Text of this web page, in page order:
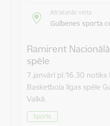
Atrašanās vieta
Gulbenes sporta
Ramirent
spēle
7.janvārī pl.16.30 notiks
Basketbola līgas spēle
Valkā.
Sports